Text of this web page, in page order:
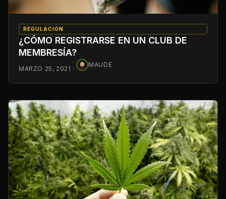
REGULACION
¿CÓMO REGISTRARSE EN UN CLUB DE
MEMBRESÍA?
MARZO 25, 2021 ·
MAUDE